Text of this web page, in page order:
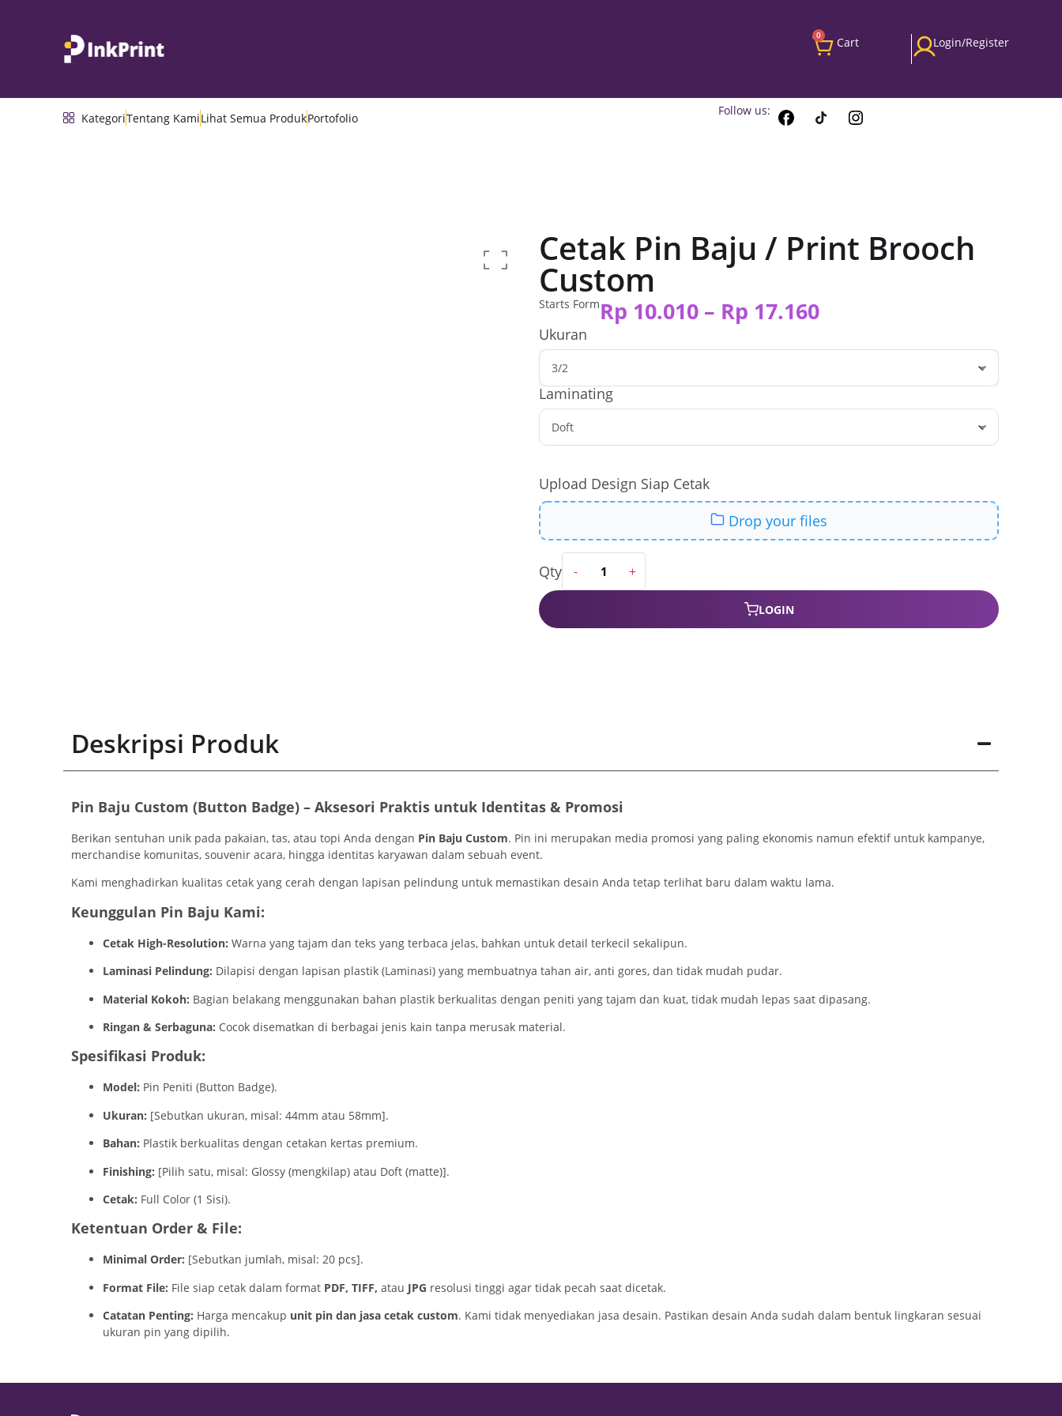
0 Cart Login/Register
KategoriTentang KamiLihat Semua ProdukPortofolio Follow us:
Cetak Pin Baju / Print Brooch
Custom
Starts FormRp 10.010 – Rp 17.160
Ukuran
Laminating
LOGIN
Deskripsi Produk
Pin Baju Custom (Button Badge) – Aksesori Praktis untuk Identitas & Promosi
Berikan sentuhan unik pada pakaian, tas, atau topi Anda dengan Pin Baju Custom. Pin ini merupakan media promosi yang paling ekonomis namun efektif untuk kampanye,
merchandise komunitas, souvenir acara, hingga identitas karyawan dalam sebuah event.
Kami menghadirkan kualitas cetak yang cerah dengan lapisan pelindung untuk memastikan desain Anda tetap terlihat baru dalam waktu lama.
Keunggulan Pin Baju Kami:
Cetak High-Resolution: Warna yang tajam dan teks yang terbaca jelas, bahkan untuk detail terkecil sekalipun.
Laminasi Pelindung: Dilapisi dengan lapisan plastik (Laminasi) yang membuatnya tahan air, anti gores, dan tidak mudah pudar.
Material Kokoh: Bagian belakang menggunakan bahan plastik berkualitas dengan peniti yang tajam dan kuat, tidak mudah lepas saat dipasang.
Ringan & Serbaguna: Cocok disematkan di berbagai jenis kain tanpa merusak material.
Spesifikasi Produk:
Model: Pin Peniti (Button Badge).
Ukuran: [Sebutkan ukuran, misal: 44mm atau 58mm].
Bahan: Plastik berkualitas dengan cetakan kertas premium.
Finishing: [Pilih satu, misal: Glossy (mengkilap) atau Doft (matte)].
Cetak: Full Color (1 Sisi).
Ketentuan Order & File:
Minimal Order: [Sebutkan jumlah, misal: 20 pcs].
Format File: File siap cetak dalam format PDF, TIFF, atau JPG resolusi tinggi agar tidak pecah saat dicetak.
Catatan Penting: Harga mencakup unit pin dan jasa cetak custom. Kami tidak menyediakan jasa desain. Pastikan desain Anda sudah dalam bentuk lingkaran sesuai
ukuran pin yang dipilih.